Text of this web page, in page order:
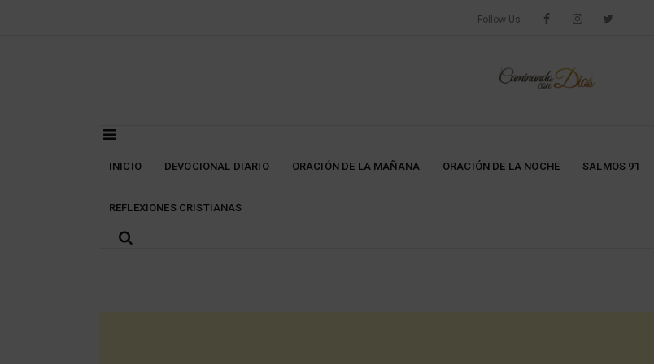
Follow Us
INICIO DEVOCIONAL DIARIO ORACIÓN DE LA MAÑANA ORACIÓN DE LA NOCHE SALMOS 91
REFLEXIONES CRISTIANAS